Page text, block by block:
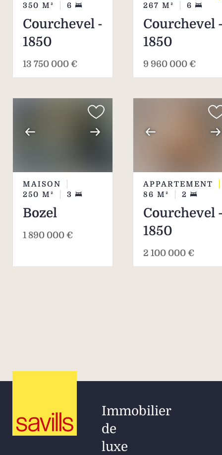
350 M² 6
Courchevel -
1850
13 750 000 €
267 M² 6
Courchevel
1850
9 960 000 €
MAISON
250 M² 3
Bozel
1 890 000 €
APPARTEMENT
86 M² 2
Courchevel
1850
2 100 000 €
Immobilier
de
luxe